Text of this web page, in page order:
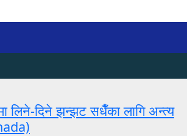
लिने-दिने झन्झट सधैँका लागि अन्त्य